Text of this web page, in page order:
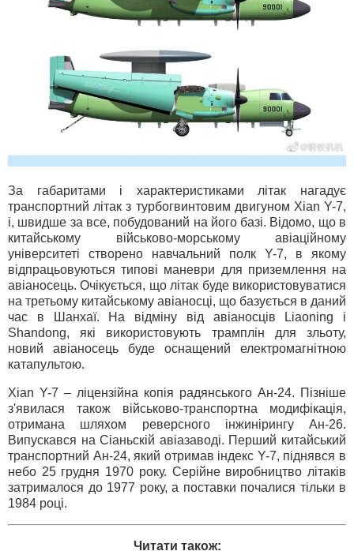
За габаритами і характеристиками літак нагадує
транспортний літак з турбогвинтовим двигуном Xian Y-7,
і, швидше за все, побудований на його базі. Відомо, що в
китайському військово-морському авіаційному
університеті створено навчальний полк Y-7, в якому
відпрацьовуються типові маневри для приземлення на
авіаносець. Очікується, що літак буде використовуватися
на третьому китайському авіаносці, що базується в даний
час в Шанхаї. На відміну від авіаносців Liaoning і
Shandong, які використовують трамплін для зльоту,
новий авіаносець буде оснащений електромагнітною
катапультою.
Xian Y-7 – ліцензійна копія радянського Ан-24. Пізніше
з'явилася також військово-транспортна модифікація,
отримана шляхом реверсного інжинірингу Ан-26.
Випускався на Сіаньскій авіазаводі. Перший китайський
транспортний Ан-24, який отримав індекс Y-7, піднявся в
небо 25 грудня 1970 року. Серійне виробництво літаків
затрималося до 1977 року, а поставки почалися тільки в
1984 році.
Читати також: